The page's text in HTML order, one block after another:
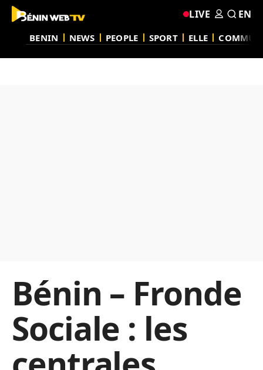
BENIN NEWS PEOPLE SPORT ELLE
LIVE EN
Bénin – Fronde
Sociale : les